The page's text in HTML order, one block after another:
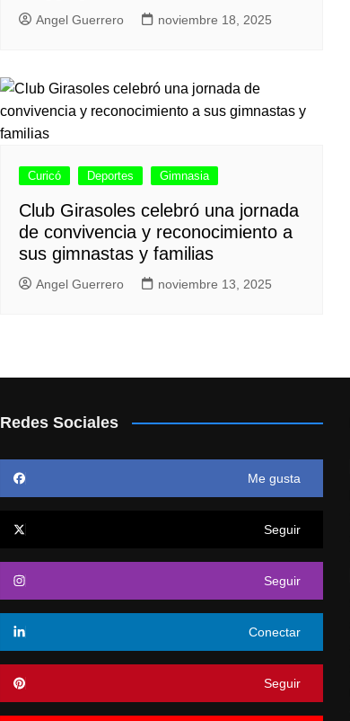
Angel Guerrero noviembre 18, 2025
Curicó Deportes Gimnasia
Club Girasoles celebró una jornada
de convivencia y reconocimiento a
sus gimnastas y familias
Angel Guerrero noviembre 13, 2025
Redes Sociales
Me gusta
Seguir
Seguir
Conectar
Seguir